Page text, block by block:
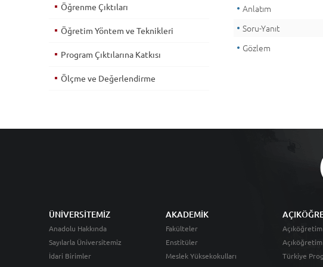
Anlatım
Soru-Yanıt
Gözlem
Öğrenme Çıktıları
Öğretim Yöntem ve Teknikleri
Program Çıktılarına Katkısı
Ölçme ve Değerlendirme
ÜNİVERSİTEMİZ
Anadolu Hakkında
Sayılarla Üniversitemiz
İdari Birimler
AKADEMİK
Fakülteler
Enstitüler
Meslek Yüksekokulları
Türkiye